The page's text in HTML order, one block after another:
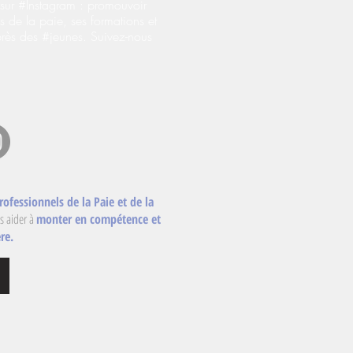
de la Paie et de la
aider à monter en compétence et